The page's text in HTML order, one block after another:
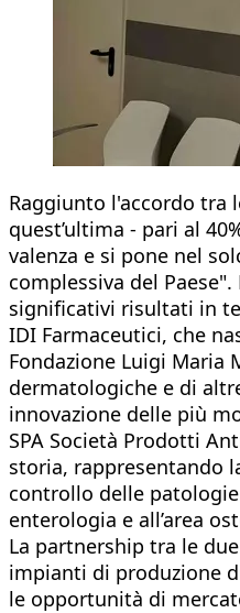
Raggiunto l'accordo tra
quest’ultima - pari al
valenza e si pone nel
complessiva del
significativi risultati in
IDI Farmaceutici, che
Fondazione Luigi Maria
dermatologiche e di
innovazione delle più
SPA Società Prodotti
storia, rappresentando
controllo delle
enterologia e all’area
La partnership tra le
impianti di produzione
le opportunità di